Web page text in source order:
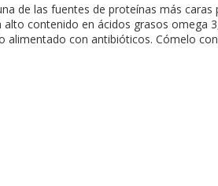
de las fuentes de proteínas más
contenido en ácidos grasos omega
alimentado con antibióticos. Cómelo